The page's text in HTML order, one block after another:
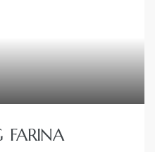
FARINA